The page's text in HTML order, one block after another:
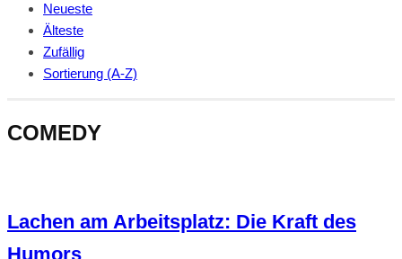
Neueste
Älteste
Zufällig
Sortierung (A-Z)
COMEDY
Lachen am Arbeitsplatz: Die Kraft des
Humors